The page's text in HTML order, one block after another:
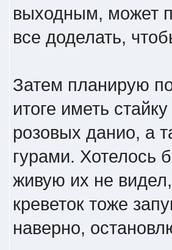
выходным, может
все доделать,
Затем планирую
итоге иметь
розовых данио, а
гурами. Хотелось
живую их не
креветок тоже
наверно,